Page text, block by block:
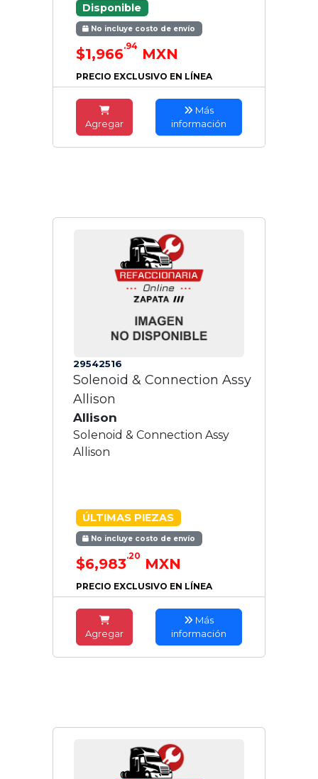
Disponible
No incluye costo de envío
$1,966.94 MXN
PRECIO EXCLUSIVO EN LÍNEA
Agregar
Más
información
29542516
Solenoid & Connection Assy
Allison
Allison
Solenoid & Connection Assy
Allison
ÚLTIMAS PIEZAS
No incluye costo de envío
$6,983.20 MXN
PRECIO EXCLUSIVO EN LÍNEA
Agregar
Más
información